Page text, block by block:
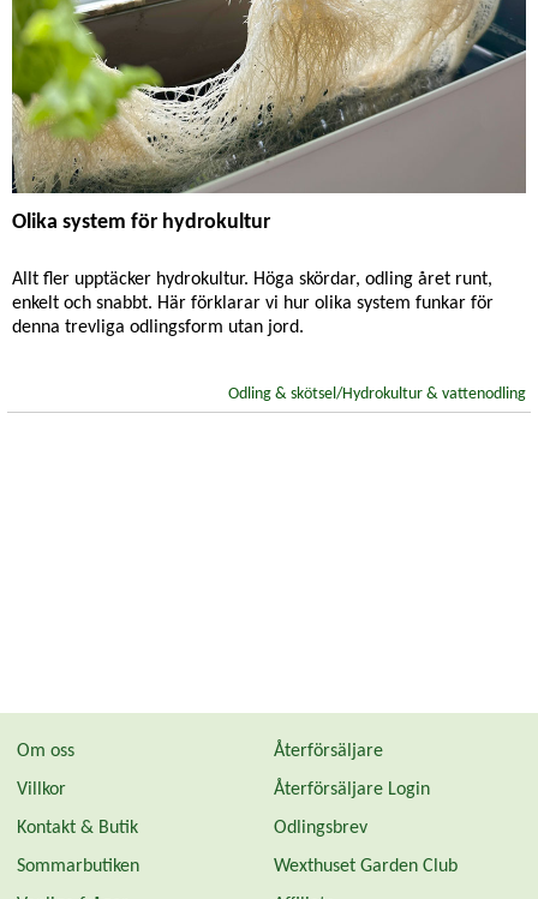
Olika system för hydrokultur
Allt fler upptäcker hydrokultur. Höga skördar, odling året runt,
enkelt och snabbt. Här förklarar vi hur olika system funkar för
denna trevliga odlingsform utan jord.
Odling & skötsel/Hydrokultur & vattenodling
Om oss
Villkor
Kontakt & Butik
Sommarbutiken
Återförsäljare
Återförsäljare Login
Odlingsbrev
Wexthuset Garden Club